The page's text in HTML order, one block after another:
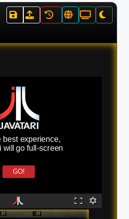
best experience,
will go full-screen
GO!